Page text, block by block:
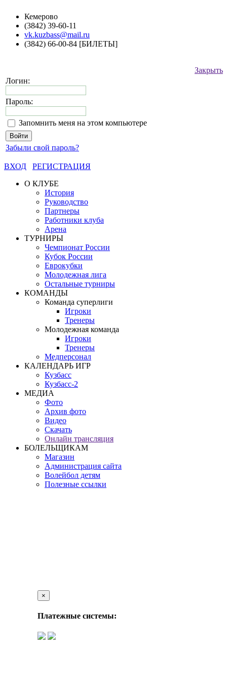
Кемерово
(3842) 39-60-11
vk.kuzbass@mail.ru
(3842) 66-00-84 [БИЛЕТЫ]
Закрыть
Логин:
Пароль:
Запомнить меня на этом компьютере
Забыли свой пароль?
ВХОД
РЕГИСТРАЦИЯ
О КЛУБЕ
История
Руководство
Партнеры
Работники клуба
Арена
ТУРНИРЫ
Чемпионат России
Кубок России
Еврокубки
Молодежная лига
Остальные турниры
КОМАНДЫ
Команда суперлиги
Игроки
Тренеры
Молодежная команда
Игроки
Тренеры
Медперсонал
КАЛЕНДАРЬ ИГР
Кузбасс
Кузбасс-2
МЕДИА
Фото
Архив фото
Видео
Скачать
Онлайн трансляция
БОЛЕЛЬЩИКАМ
Магазин
Администрация сайта
Волейбол детям
Полезные ссылки
×
Платежные системы: